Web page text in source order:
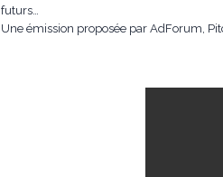
futurs…
Une émission proposée par AdForum,